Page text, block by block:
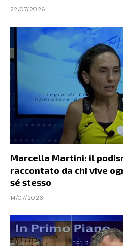
22/07/2026
Marcella Martini: il
raccontato da chi vive
sé stesso
14/07/2026